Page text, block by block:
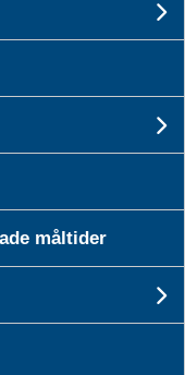
måltider